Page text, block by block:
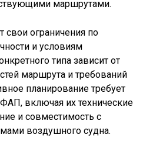
маршрутами.
ограничения по
и условиям
типа зависит от
маршрута и требований
планирование требует
ФАП, включая их технические
и совместимость с
воздушного судна.